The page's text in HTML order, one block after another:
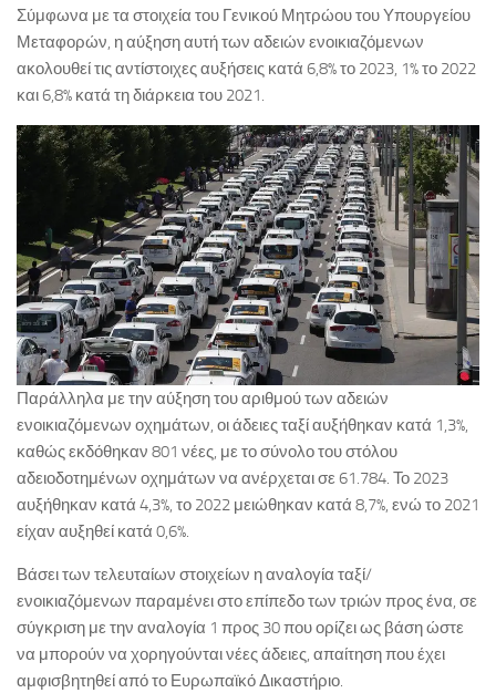
Σύμφωνα με τα στοιχεία του Γενικού Μητρώου του Υπουργείου
Μεταφορών, η αύξηση αυτή των αδειών ενοικιαζόμενων
ακολουθεί τις αντίστοιχες αυξήσεις κατά 6,8% το 2023, 1% το 2022
και 6,8% κατά τη διάρκεια του 2021.
Παράλληλα με την αύξηση του αριθμού των αδειών
ενοικιαζόμενων οχημάτων, οι άδειες ταξί αυξήθηκαν κατά 1,3%,
καθώς εκδόθηκαν 801 νέες, με το σύνολο του στόλου
αδειοδοτημένων οχημάτων να ανέρχεται σε 61.784. Το 2023
αυξήθηκαν κατά 4,3%, το 2022 μειώθηκαν κατά 8,7%, ενώ το 2021
είχαν αυξηθεί κατά 0,6%.
Βάσει των τελευταίων στοιχείων η αναλογία ταξί/
ενοικιαζόμενων παραμένει στο επίπεδο των τριών προς ένα, σε
σύγκριση με την αναλογία 1 προς 30 που ορίζει ως βάση ώστε
να μπορούν να χορηγούνται νέες άδειες, απαίτηση που έχει
αμφισβητηθεί από το Ευρωπαϊκό Δικαστήριο.